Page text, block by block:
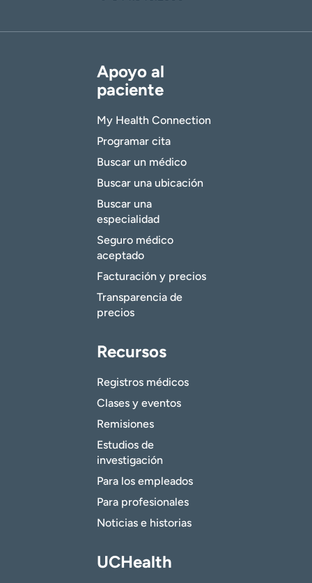
Apoyo al
paciente
My Health Connection
Programar cita
Buscar un médico
Buscar una ubicación
Buscar una
especialidad
Seguro médico
aceptado
Facturación y precios
Transparencia de
precios
Recursos
Registros médicos
Clases y eventos
Remisiones
Estudios de
investigación
Para los empleados
Para profesionales
Noticias e historias
UCHealth